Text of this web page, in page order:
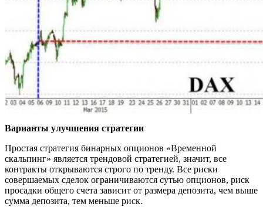
Варианты улучшения стратегии
Простая стратегия бинарных опционов «Временной
скальпинг» является трендовой стратегией, значит, все
контракты открываются строго по тренду. Все риски
совершаемых сделок ограничиваются сутью опционов, риск
просадки общего счета зависит от размера депозита, чем выше
сумма депозита, тем меньше риск.